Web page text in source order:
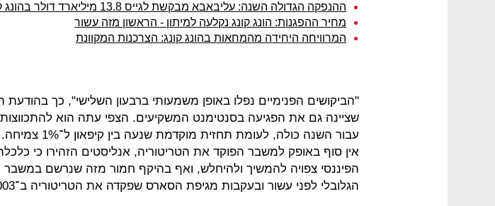
ההנפקה הגדולה השנה: עליבאבא מבקשת לגייס 13.8 מיליארד דולר בהונג קונג
מחיר ההפגנות: הונג קונג נקלעה למיתון - הראשון מזה עשור
המרוויחה היחידה מהמחאות בהונג קונג: הצרכנות המקוונת
"הביקושים הפנימיים נפלו באופן משמעותי ברבעון השלישי", כך
עבור השנה כולה, לעומת תחזית
אין סוף באופק למשבר הפוקד את הטריטוריה, אנליסטים הזהירו כי
הפיננסי צפויה להמשיך ולהיחלש, ואף בהיקף חמור מזה שנרשם במשבר
הגלובלי לפני עשור ובעקבות מגיפת הסארס שפקדה את הטריטוריה ב־2003.